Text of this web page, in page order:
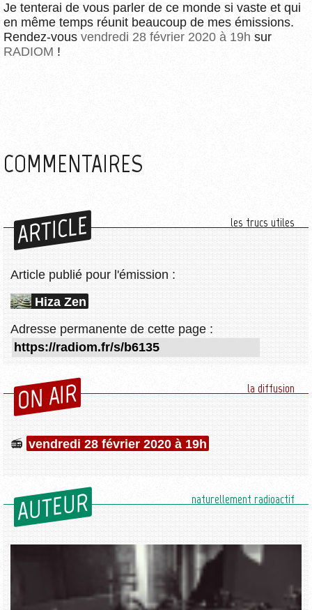
Je tenterai de vous parler de ce monde si vaste et qui
en même temps réunit beaucoup de mes émissions.
Rendez-vous vendredi 28 février 2020 à 19h sur
RADIOM !
COMMENTAIRES
ARTICLE les trucs utiles
Article publié pour l'émission :
Hiza Zen
Adresse permanente de cette page :
ON AIR la diffusion
vendredi 28 février 2020 à 19h
AUTEUR naturellement radioactif